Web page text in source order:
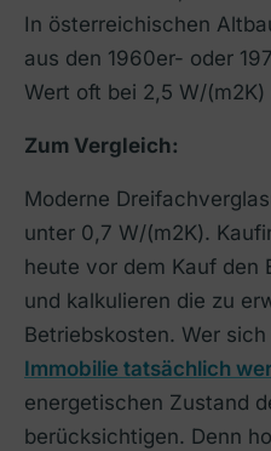
In österreichischen
aus den 1960er- oder
Wert oft bei 2,5 W/(m2K)
Zum Vergleich:
Moderne
unter 0,7 W/(m2K).
heute vor dem Kauf den
und kalkulieren die zu
Betriebskosten. Wer
Immobilie tatsächlich
energetischen Zustand
berücksichtigen. Denn